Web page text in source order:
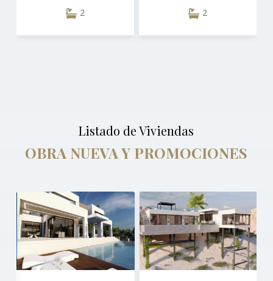
2
2
Listado de Viviendas
OBRA NUEVA Y PROMOCIONES